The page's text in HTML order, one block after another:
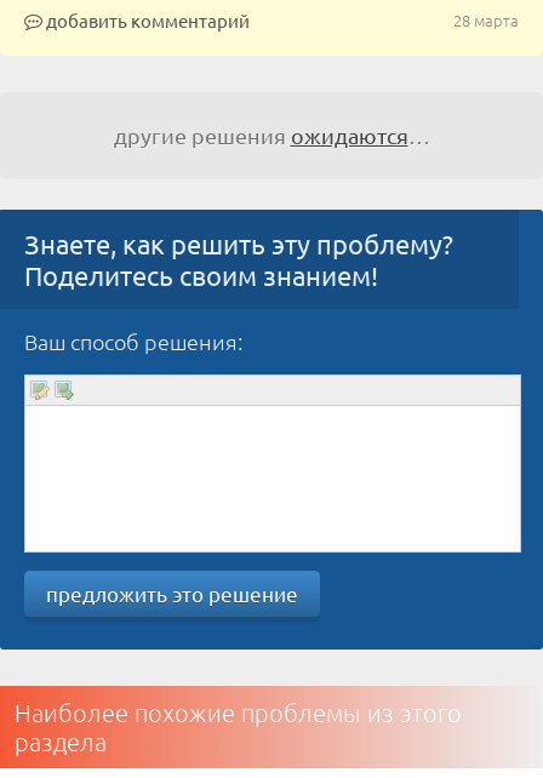
28 марта
добавить комментарий
другие решения ожидаются
Знаете, как решить эту проблему?
Поделитесь своим знанием!
Ваш способ решения:
предложить это решение
Наиболее похожие проблемы из этого
раздела